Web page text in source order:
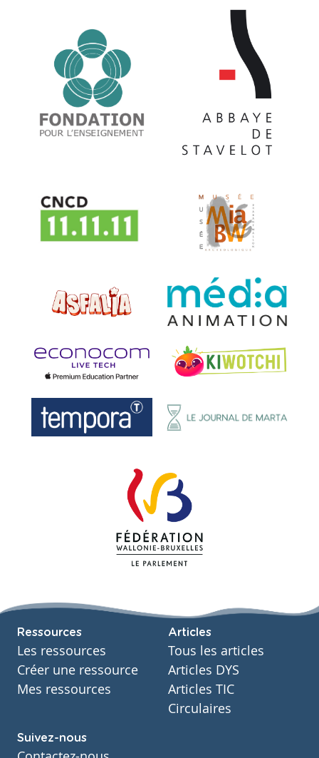
Ressources
Les ressources
Créer une ressource
Mes ressources
Articles
Tous les articles
Articles DYS
Articles TIC
Circulaires
Suivez-nous